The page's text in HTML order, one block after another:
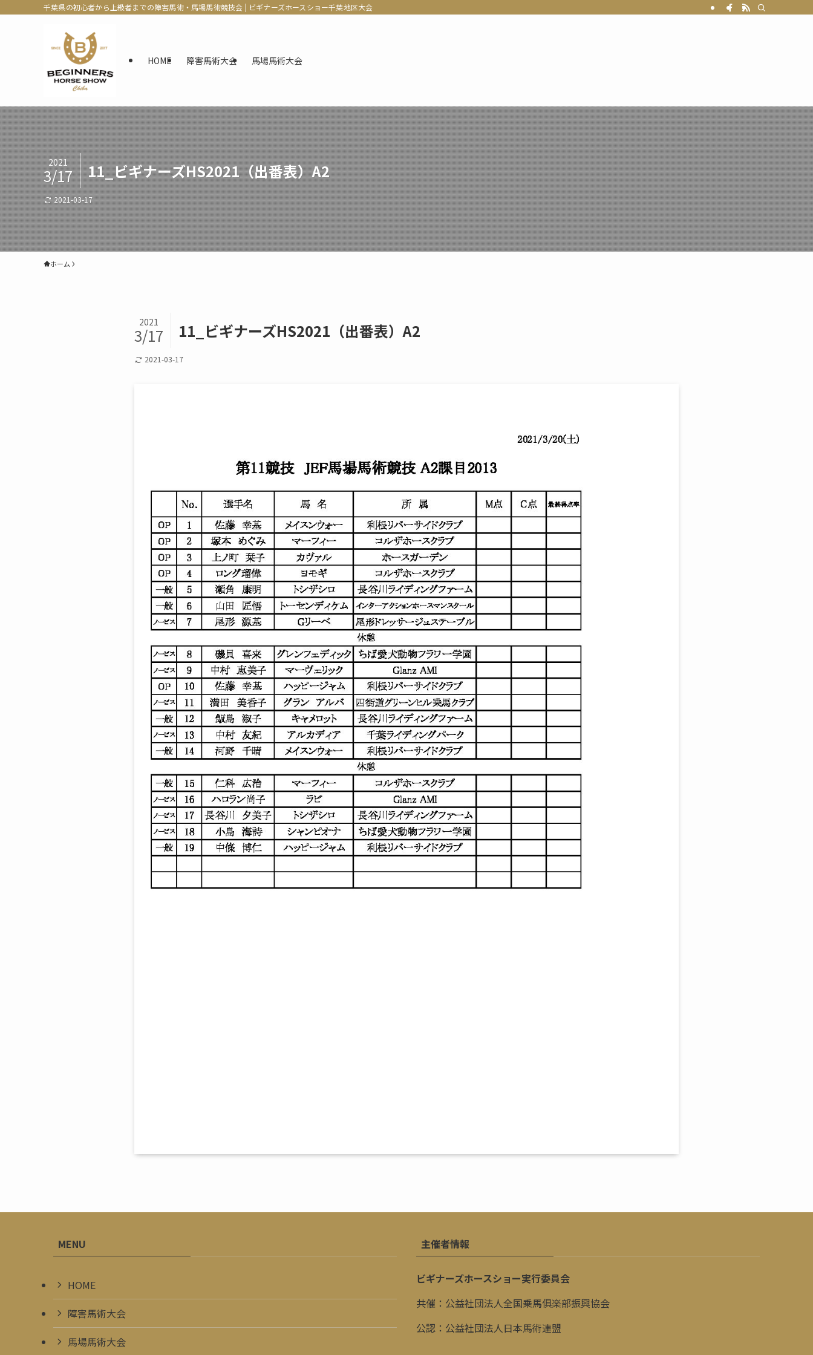
千葉県の初心者から上級者までの障害馬術・馬場馬術競技会 | ビギナーズホースショー千葉地区大会
HOME 障害馬術大会 馬場馬術大会
11_ビギナーズHS2021（出番表）A2
2021
3/17
2021-03-17
ホーム
11_ビギナーズHS2021（出番表）A2
2021
3/17
2021-03-17
MENU
HOME
障害馬術大会
馬場馬術大会
主催者情報
ビギナーズホースショー実行委員会
共催：公益社団法人全国乗馬俱楽部振興協会
公認：公益社団法人日本馬術連盟